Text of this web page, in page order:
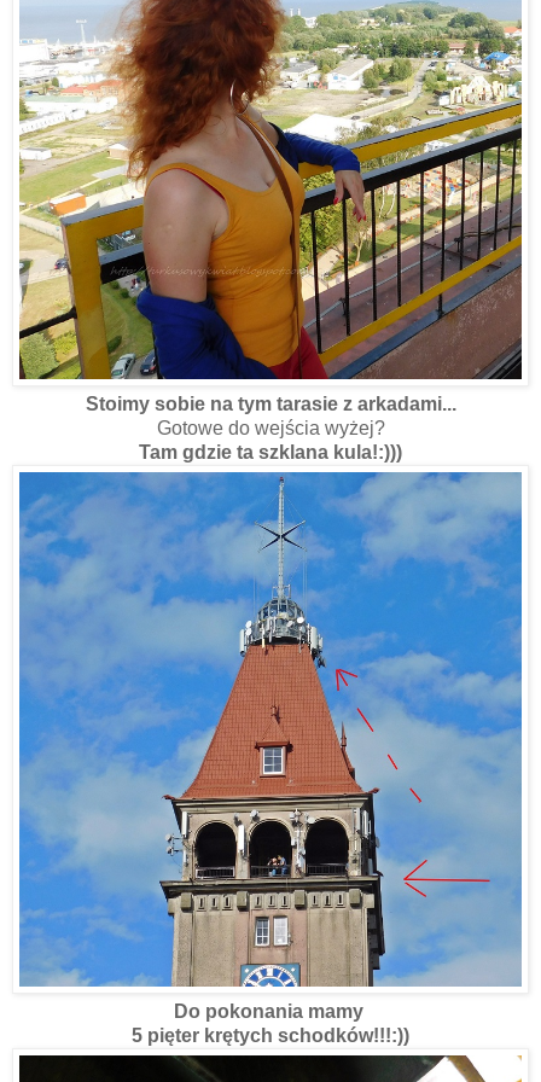
Stoimy sobie na tym tarasie z arkadami...
Gotowe do wejścia wyżej?
Tam gdzie ta szklana kula!:)))
Do pokonania mamy
5 pięter krętych schodków!!!:))